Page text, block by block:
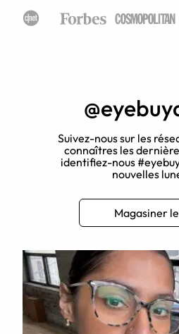
Suivez-nous sur les
connaîtres les
identifiez-nous
nouvelles
Magasiner